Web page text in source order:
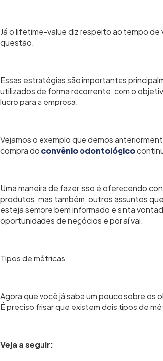
Já o lifetime-value diz respeito ao tempo
questão.
Essas estratégias são importantes
utilizados de forma recorrente, com o
lucro para a empresa.
Vejamos o exemplo que demos
compra do convênio odontológico
Uma maneira de fazer isso é oferecendo
produtos, mas também, outros assuntos
esteja sempre bem informado e sinta
oportunidades de negócios e por aí vai.
Tipos de métricas
Agora que você já sabe um pouco sobre os
É preciso frisar que existem dois tipos de
Veja a seguir: